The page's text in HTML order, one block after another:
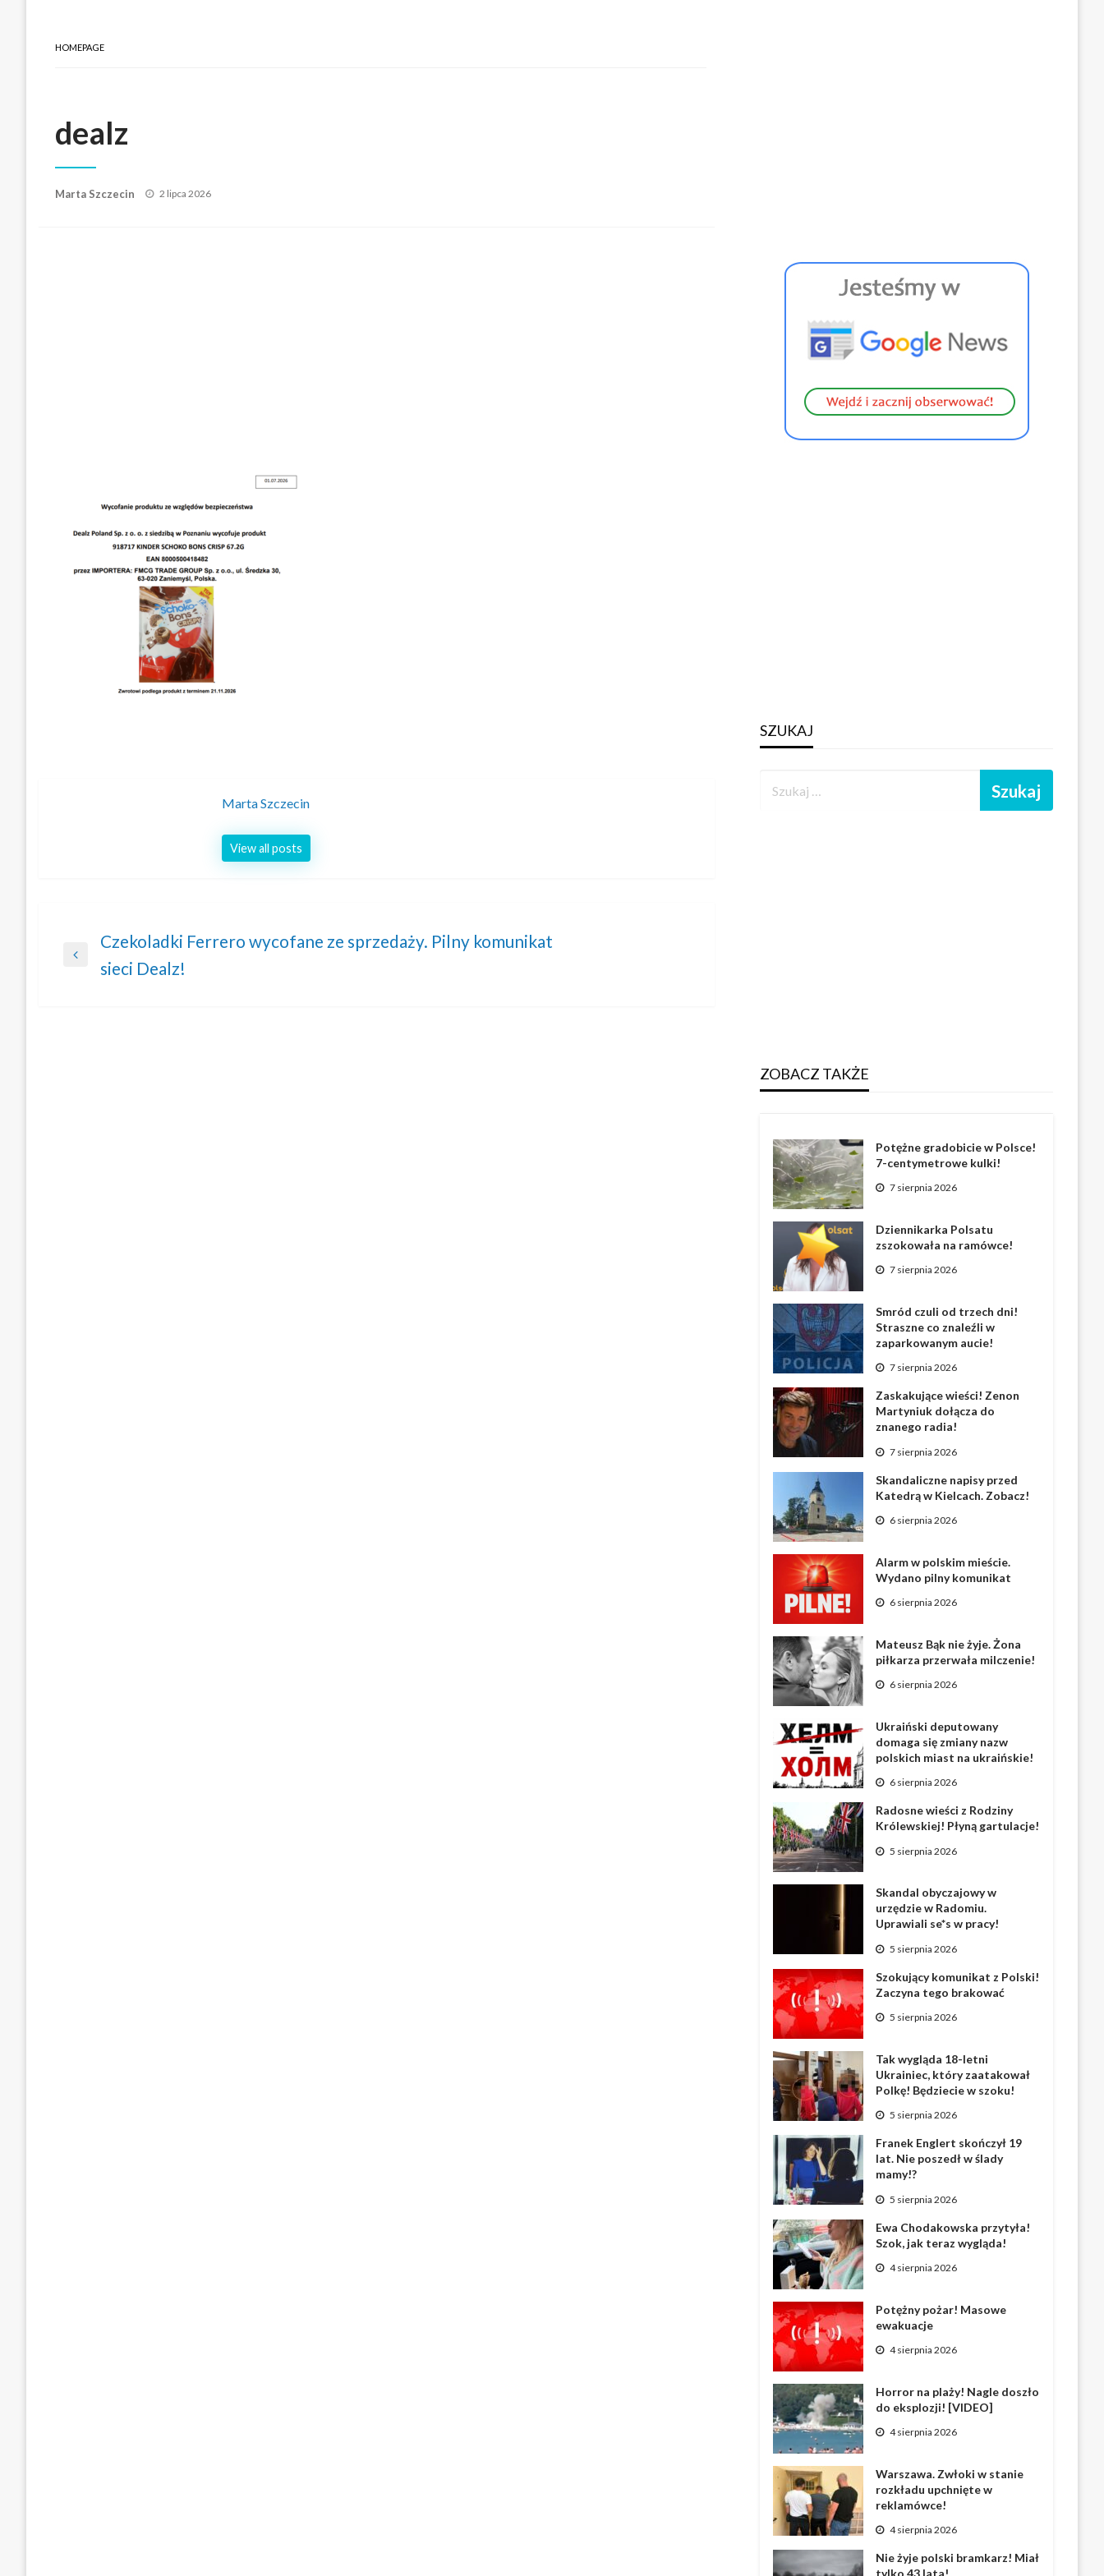
HOMEPAGE
dealz
Marta Szczecin
Posted
2 lipca 2026
Marta Szczecin
View all posts
Nawigacja
wpisu
Previous
Czekoladki Ferrero wycofane ze sprzedaży. Pilny komunikat
sieci Dealz!
SZUKAJ
ZOBACZ TAKŻE
Potężne gradobicie w Polsce!
7-centymetrowe kulki!
7 sierpnia 2026
Dziennikarka Polsatu
zszokowała na ramówce!
7 sierpnia 2026
Smród czuli od trzech dni!
Straszne co znaleźli w
zaparkowanym aucie!
7 sierpnia 2026
Zaskakujące wieści! Zenon
Martyniuk dołącza do
znanego radia!
7 sierpnia 2026
Skandaliczne napisy przed
Katedrą w Kielcach. Zobacz!
6 sierpnia 2026
Alarm w polskim mieście.
Wydano pilny komunikat
6 sierpnia 2026
Mateusz Bąk nie żyje. Żona
piłkarza przerwała milczenie!
6 sierpnia 2026
Ukraiński deputowany
domaga się zmiany nazw
polskich miast na ukraińskie!
6 sierpnia 2026
Radosne wieści z Rodziny
Królewskiej! Płyną gartulacje!
5 sierpnia 2026
Skandal obyczajowy w
urzędzie w Radomiu.
Uprawiali se*s w pracy!
5 sierpnia 2026
Szokujący komunikat z Polski!
Zaczyna tego brakować
5 sierpnia 2026
Tak wygląda 18-letni
Ukrainiec, który zaatakował
Polkę! Będziecie w szoku!
5 sierpnia 2026
Franek Englert skończył 19
lat. Nie poszedł w ślady
mamy!?
5 sierpnia 2026
Ewa Chodakowska przytyła!
Szok, jak teraz wygląda!
4 sierpnia 2026
Potężny pożar! Masowe
ewakuacje
4 sierpnia 2026
Horror na plaży! Nagle doszło
do eksplozji! [VIDEO]
4 sierpnia 2026
Warszawa. Zwłoki w stanie
rozkładu upchnięte w
reklamówce!
4 sierpnia 2026
Nie żyje polski bramkarz! Miał